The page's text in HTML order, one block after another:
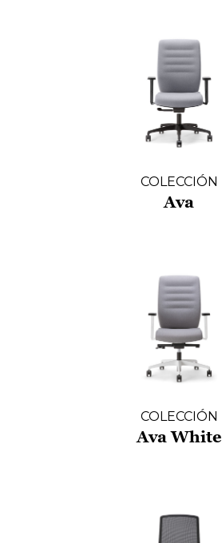
COLECCIÓN
Ava
COLECCIÓN
Ava White